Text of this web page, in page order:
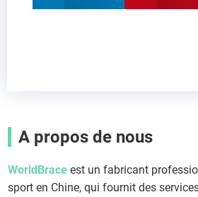
A propos de nous
WorldBrace est un fabricant
sport en Chine, qui fournit des